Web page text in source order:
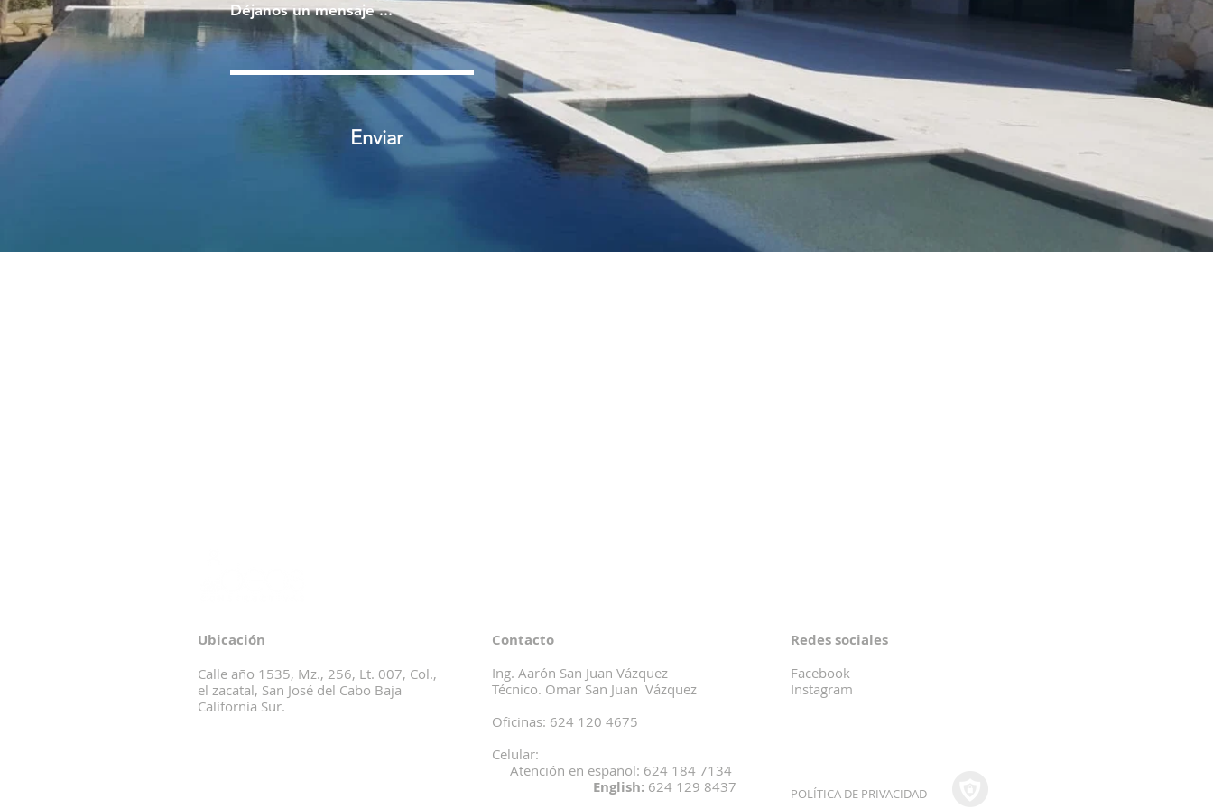
Déjanos un mensaje ...
Enviar
Ubicación
Calle año 1535, Mz., 256, Lt. 007, Col.,
el zacatal, San José del Cabo Baja
California Sur.
Contacto
Ing. Aarón San Juan Vázquez
Técnico. Omar San Juan Vázquez
Oficinas: 624 120 4675
Celular:
Atención en español: 624 184 7134
English: 624 129 8437
Redes sociales
Facebook
Instagram
POLÍTICA DE PRIVACIDAD